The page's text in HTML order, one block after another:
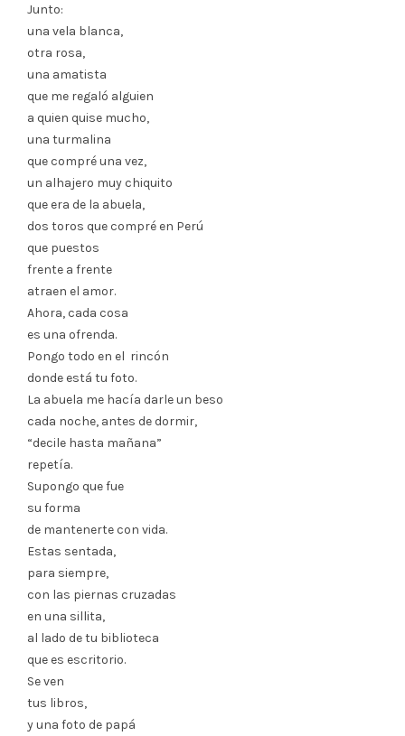
Junto:
una vela blanca,
otra rosa,
una amatista
que me regaló alguien
a quien quise mucho,
una turmalina
que compré una vez,
un alhajero muy chiquito
que era de la abuela,
dos toros que compré en Perú
que puestos
frente a frente
atraen el amor.
Ahora, cada cosa
es una ofrenda.
Pongo todo en el rincón
donde está tu foto.
La abuela me hacía darle un beso
cada noche, antes de dormir,
“decile hasta mañana”
repetía.
Supongo que fue
su forma
de mantenerte con vida.
Estas sentada,
para siempre,
con las piernas cruzadas
en una sillita,
al lado de tu biblioteca
que es escritorio.
Se ven
tus libros,
y una foto de papá